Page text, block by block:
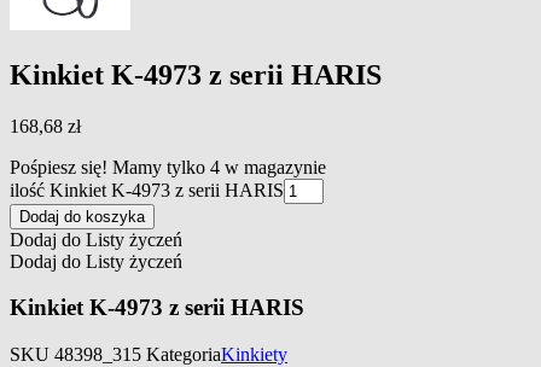
Kinkiet K-4973 z serii HARIS
168,68 zł
Pośpiesz się! Mamy tylko 4 w magazynie
ilość Kinkiet K-4973 z serii HARIS
Dodaj do koszyka
Dodaj do Listy życzeń
Dodaj do Listy życzeń
Kinkiet K-4973 z serii HARIS
SKU 48398_315 KategoriaKinkiety